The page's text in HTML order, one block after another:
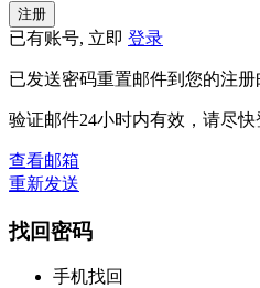
已有账号, 立即 登录
已发送密码重置邮件到您的注
验证邮件24小时内有效，请尽
查看邮箱
重新发送
找回密码
手机找回